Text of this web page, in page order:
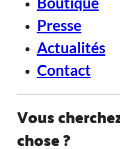
Presse
Actualités
Contact
Vous
chose ?